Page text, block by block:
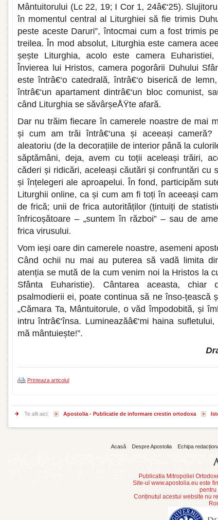
Mântuitorului (Lc 22, 19; I Cor 1, 24â€‘25).
în momentul central al Liturghiei să fie trimis
peste aceste Daruri”, întocmai cum a fost trimis
treilea. În mod absolut, Liturghia este camera
șește Liturghia, acolo este camera
Învierea lui Hristos, camera pogorârii Duhului
este întrâ€‘o catedrală, întrâ€‘o biserică de
întrâ€‘un apartament dintrâ€‘un bloc comunist,
când Liturghia se săvârșeÅŸte afară.
Dar nu trăim fiecare în camerele noastre de mai
și cum am trăi întrâ€‘una și aceeași
aleatoriu (de la decorațiile de interior până la
săptămâni, deja, avem cu toții aceleași trăiri,
căderi și ridicări, aceleași căutări și confruntări cu
și înțelegeri ale aproapelui. În fond, participăm
Liturghii online, ca și cum am fi toți în aceeași
de frică; unii de frica autorităților (țintuiți de
înfricoșătoare – „suntem în război” – sau de
frica virusului.
Vom ieși oare din camerele noastre, asemeni
Când ochii nu mai au puterea să vadă limita
atenția se mută de la cum venim noi la Hristos la
Sfânta Euharistie). Cântarea aceasta,
psalmodierii ei, poate continua să ne înso-țească
„Cămara Ta, Mântuitorule, o văd împodobită, și
intru întrâ€‘însa. Lumineazăâ€‘mi haina
mă mântuiește!”.
Printeaza articolul
Te afli aici: Apostolia - Publicatie de informare crestin ortodoxa
Acasă Despre Apostolia Echipa
Publicatia Mitropoliei
Site-ul www.apostolia.eu este
pentru
Conținutul acestui website nu